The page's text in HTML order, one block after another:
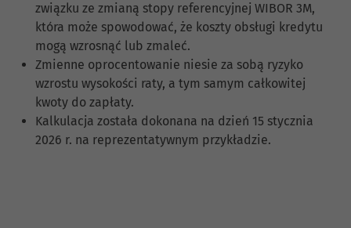
związku ze zmianą stopy referencyjnej WIBOR 3M,
która może spowodować, że koszty obsługi kredytu
mogą wzrosnąć lub zmaleć.
Zmienne oprocentowanie niesie za sobą ryzyko
wzrostu wysokości raty, a tym samym całkowitej
kwoty do zapłaty.
Kalkulacja została dokonana na dzień 15 stycznia
2026 r. na reprezentatywnym przykładzie.